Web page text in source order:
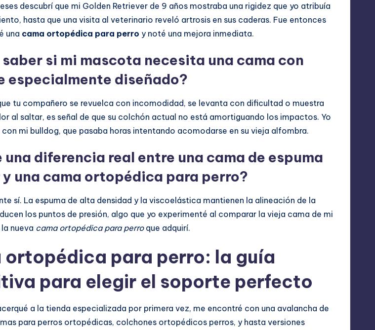
descubrí que mi Golden Retriever de 9 años mostraba una rigidez que yo atribuía
hasta que una visita al veterinario reveló artrosis en sus caderas. Fue entonces
una cama ortopédica para perro y noté una mejora inmediata.
saber si mi mascota necesita una cama con
especialmente diseñado?
tu compañero se revuelca con incomodidad, se levanta con dificultad o muestra
al saltar, es señal de que su colchón actual no está amortiguando los impactos. Yo
mi bulldog, que pasaba horas intentando acomodarse en su vieja alfombra.
una diferencia real entre una cama de espuma
una cama ortopédica para perro?
sí. La espuma de alta densidad y la viscoelástica mantienen la alineación de la
los puntos de presión, algo que yo experimenté al comparar la vieja cama de mi
nueva cama ortopédica para perroque adquirí.
ortopédica para perro: la guía
para elegir el soporte perfecto
a la tienda especializada por primera vez, me encontré con una avalancha de
para perros ortopédicas, colchones ortopédicos perros, y hasta versiones